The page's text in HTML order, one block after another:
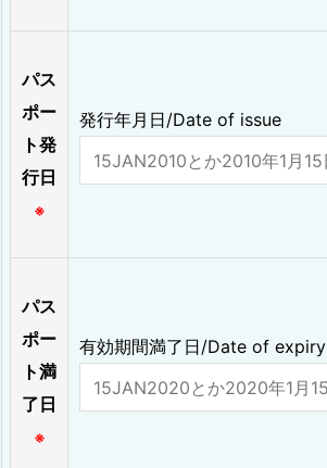
パス
ポー
ト発
行日
※
発行年月日/Date of issue
パス
ポー
ト満
了日
※
有効期間満了日/Date of expiry